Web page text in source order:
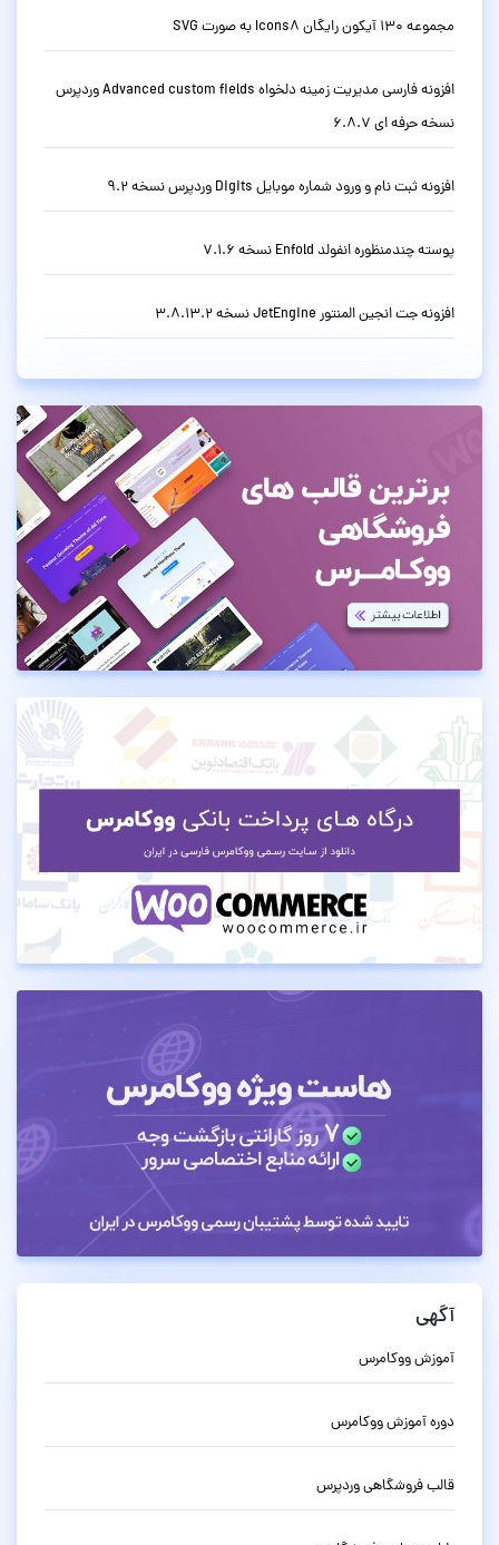
مجموعه 130 آیکون رایگان Icons8 به صورت SVG
افزونه فارسی مدیریت زمینه دلخواه Advanced custom fields وردپرس
نسخه حرفه ای 6.8.7
افزونه ثبت نام و ورود شماره موبایل Digits وردپرس نسخه 9.2
پوسته چندمنظوره انفولد Enfold نسخه 7.1.6
افزونه جت انجین المنتور JetEngine نسخه 3.8.13.2
آگهی
آموزش ووکامرس
دوره آموزش ووکامرس
قالب فروشگاهی وردپرس